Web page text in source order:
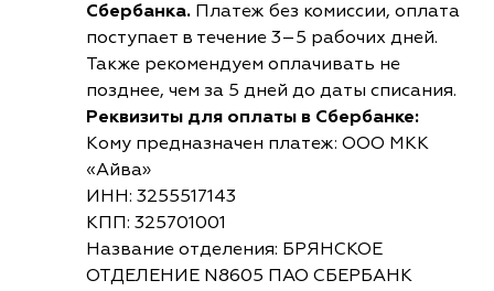
Сбербанка. Платеж без комиссии, оплата
поступает в течение 3–5 рабочих дней.
Также рекомендуем оплачивать не
позднее, чем за 5 дней до даты списания.
Реквизиты для оплаты в Сбербанке:
Кому предназначен платеж: ООО МКК
«Айва»
ИНН: 3255517143
КПП: 325701001
Название отделения: БРЯНСКОЕ
ОТДЕЛЕНИЕ N8605 ПАО СБЕРБАНК